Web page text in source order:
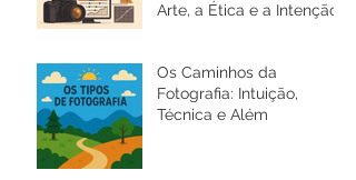
Arte, a Ética e a Intenção
Os Caminhos da
Fotografia: Intuição,
Técnica e Além